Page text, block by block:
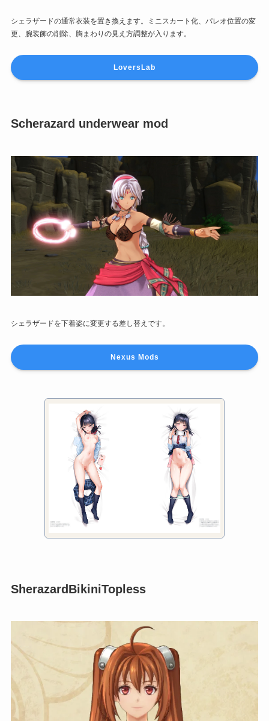
シェラザードの通常衣装を置き換えます。ミニスカート化、パレオ位置の変
更、腕装飾の削除、胸まわりの見え方調整が入ります。
LoversLab
Scherazard underwear mod
シェラザードを下着姿に変更する差し替えです。
Nexus Mods
SherazardBikiniTopless